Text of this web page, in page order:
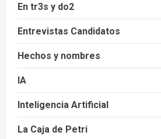
En tr3s y do2
Entrevistas Candidatos
Hechos y nombres
IA
Inteligencia Artificial
La Caja de Petri